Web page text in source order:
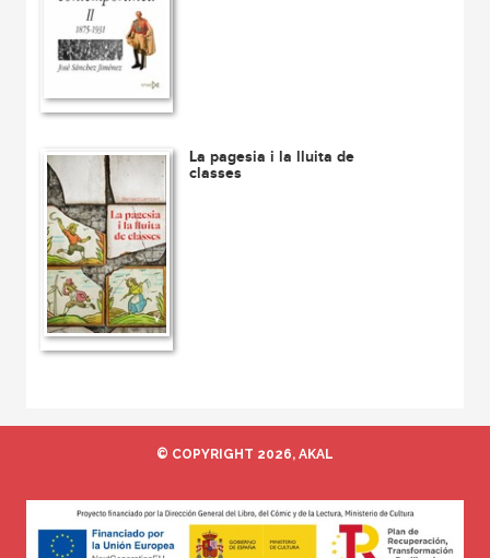
La pagesia i la lluita de
classes
© COPYRIGHT 2026, AKAL